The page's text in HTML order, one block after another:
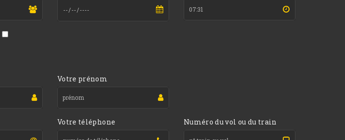
Votre prénom
Votre téléphone Numéro du vol ou du train